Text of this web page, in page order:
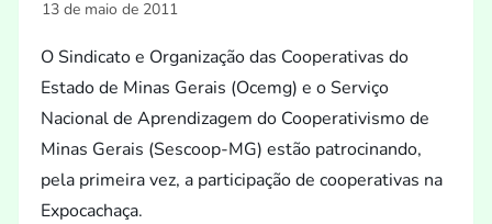
O Sindicato e Organização das Cooperativas do
Estado de Minas Gerais (Ocemg) e o Serviço
Nacional de Aprendizagem do Cooperativismo de
Minas Gerais (Sescoop-MG) estão patrocinando,
pela primeira vez, a participação de cooperativas na
Expocachaça.